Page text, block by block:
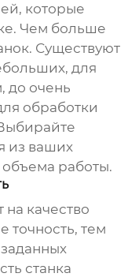
которые
Чем больше
Существуют
для
до очень
обработки
из ваших
работы.
на качество
точность, тем
станка